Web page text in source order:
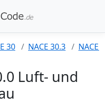
30 NACE 30.3 NACE
Luft- und